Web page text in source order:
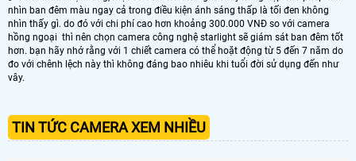
nhìn ban đêm màu ngay cả trong điều kiện ánh sáng thấp là tối đen không
nhìn thấy gì. do đó với chi phí cao hơn khoảng 300.000 VNĐ so với camera
hồng ngoại thì nên chọn camera công nghệ starlight sẽ giám sát ban đêm tốt
hơn. bạn hãy nhớ rằng với 1 chiết camera có thể hoặt động từ 5 đến 7 năm do
đo với chênh lệch này thì không đáng bao nhiêu khi tuổi đời sử dụng đến như
vây.
TIN TỨC CAMERA XEM NHIỀU